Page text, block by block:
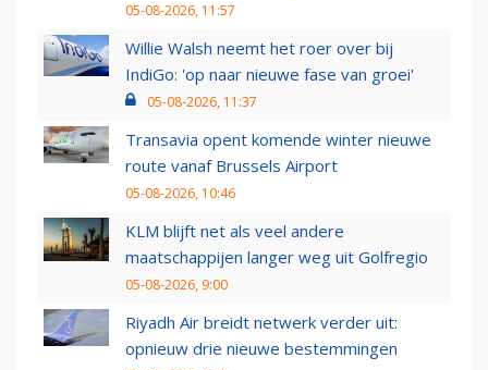
05-08-2026, 11:57
Willie Walsh neemt het roer over bij
IndiGo: 'op naar nieuwe fase van groei'
05-08-2026, 11:37
Transavia opent komende winter nieuwe
route vanaf Brussels Airport
05-08-2026, 10:46
KLM blijft net als veel andere
maatschappijen langer weg uit Golfregio
05-08-2026, 9:00
Riyadh Air breidt netwerk verder uit:
opnieuw drie nieuwe bestemmingen